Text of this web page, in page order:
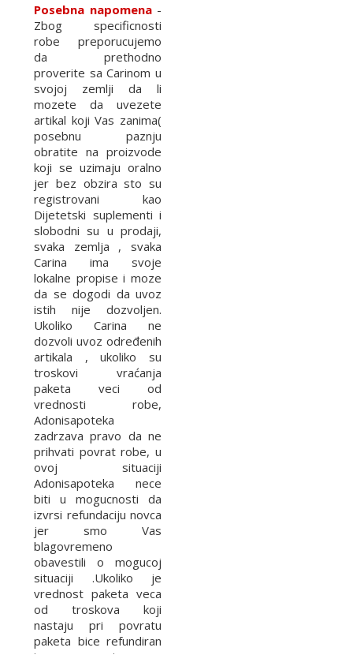
Posebna napomena-
Zbog specificnosti
robe preporucujemo
da prethodno
proverite sa Carinom u
svojoj zemlji da li
mozete da uvezete
artikal koji Vas zanima(
posebnu paznju
obratite na proizvode
koji se uzimaju oralno
jer bez obzira sto su
registrovani kao
Dijetetski suplementi i
slobodni su u prodaji,
svaka zemlja , svaka
Carina ima svoje
lokalne propise i moze
da se dogodi da uvoz
istih nije dozvoljen.
Ukoliko Carina ne
dozvoli uvoz određenih
artikala , ukoliko su
troskovi vraćanja
paketa veci od
vrednosti robe,
Adonisapoteka
zadrzava pravo da ne
prihvati povrat robe, u
ovoj situaciji
Adonisapoteka nece
biti u mogucnosti da
izvrsi refundaciju novca
jer smo Vas
blagovremeno
obavestili o mogucoj
situaciji .Ukoliko je
vrednost paketa veca
od troskova koji
nastaju pri povratu
paketa bice refundiran